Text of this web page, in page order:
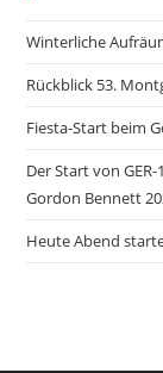
Winterliche
Rückblick 53.
Fiesta-Start beim
Der Start von
Gordon Bennett
Heute Abend